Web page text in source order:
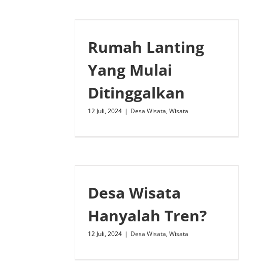
Rumah Lanting
Yang Mulai
Ditinggalkan
12 Juli, 2024 | Desa Wisata,Wisata
Desa Wisata
Hanyalah Tren?
12 Juli, 2024 | Desa Wisata,Wisata